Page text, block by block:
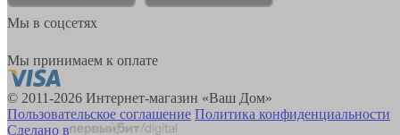
Мы в соцсетях
Мы принимаем к оплате
© 2011-2026 Интернет-магазин «Ваш Дом»
Пользовательское соглашение Политика конфиденциальности
Сделано в